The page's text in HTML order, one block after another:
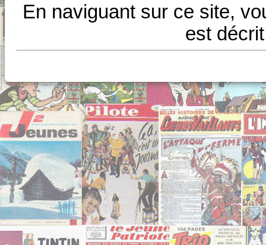
En naviguant sur ce site,
est